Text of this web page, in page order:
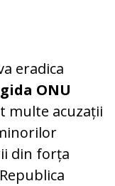
eradica
ONU
multe acuzații
din forța